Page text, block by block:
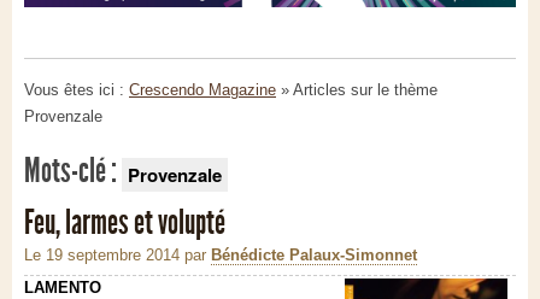
Vous êtes ici : Crescendo Magazine » Articles sur le thème
Provenzale
Mots-clé : Provenzale
Feu, larmes et volupté
Le 19 septembre 2014 par Bénédicte Palaux-Simonnet
LAMENTO